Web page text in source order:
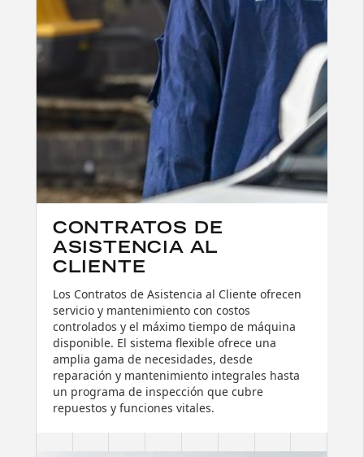
CONTRATOS DE
ASISTENCIA AL
CLIENTE
Los Contratos de Asistencia al Cliente ofrecen
servicio y mantenimiento con costos
controlados y el máximo tiempo de máquina
disponible. El sistema flexible ofrece una
amplia gama de necesidades, desde
reparación y mantenimiento integrales hasta
un programa de inspección que cubre
repuestos y funciones vitales.